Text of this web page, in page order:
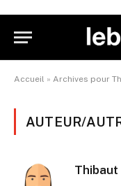
Accueil » Archives pour
AUTEUR/
Thibaut